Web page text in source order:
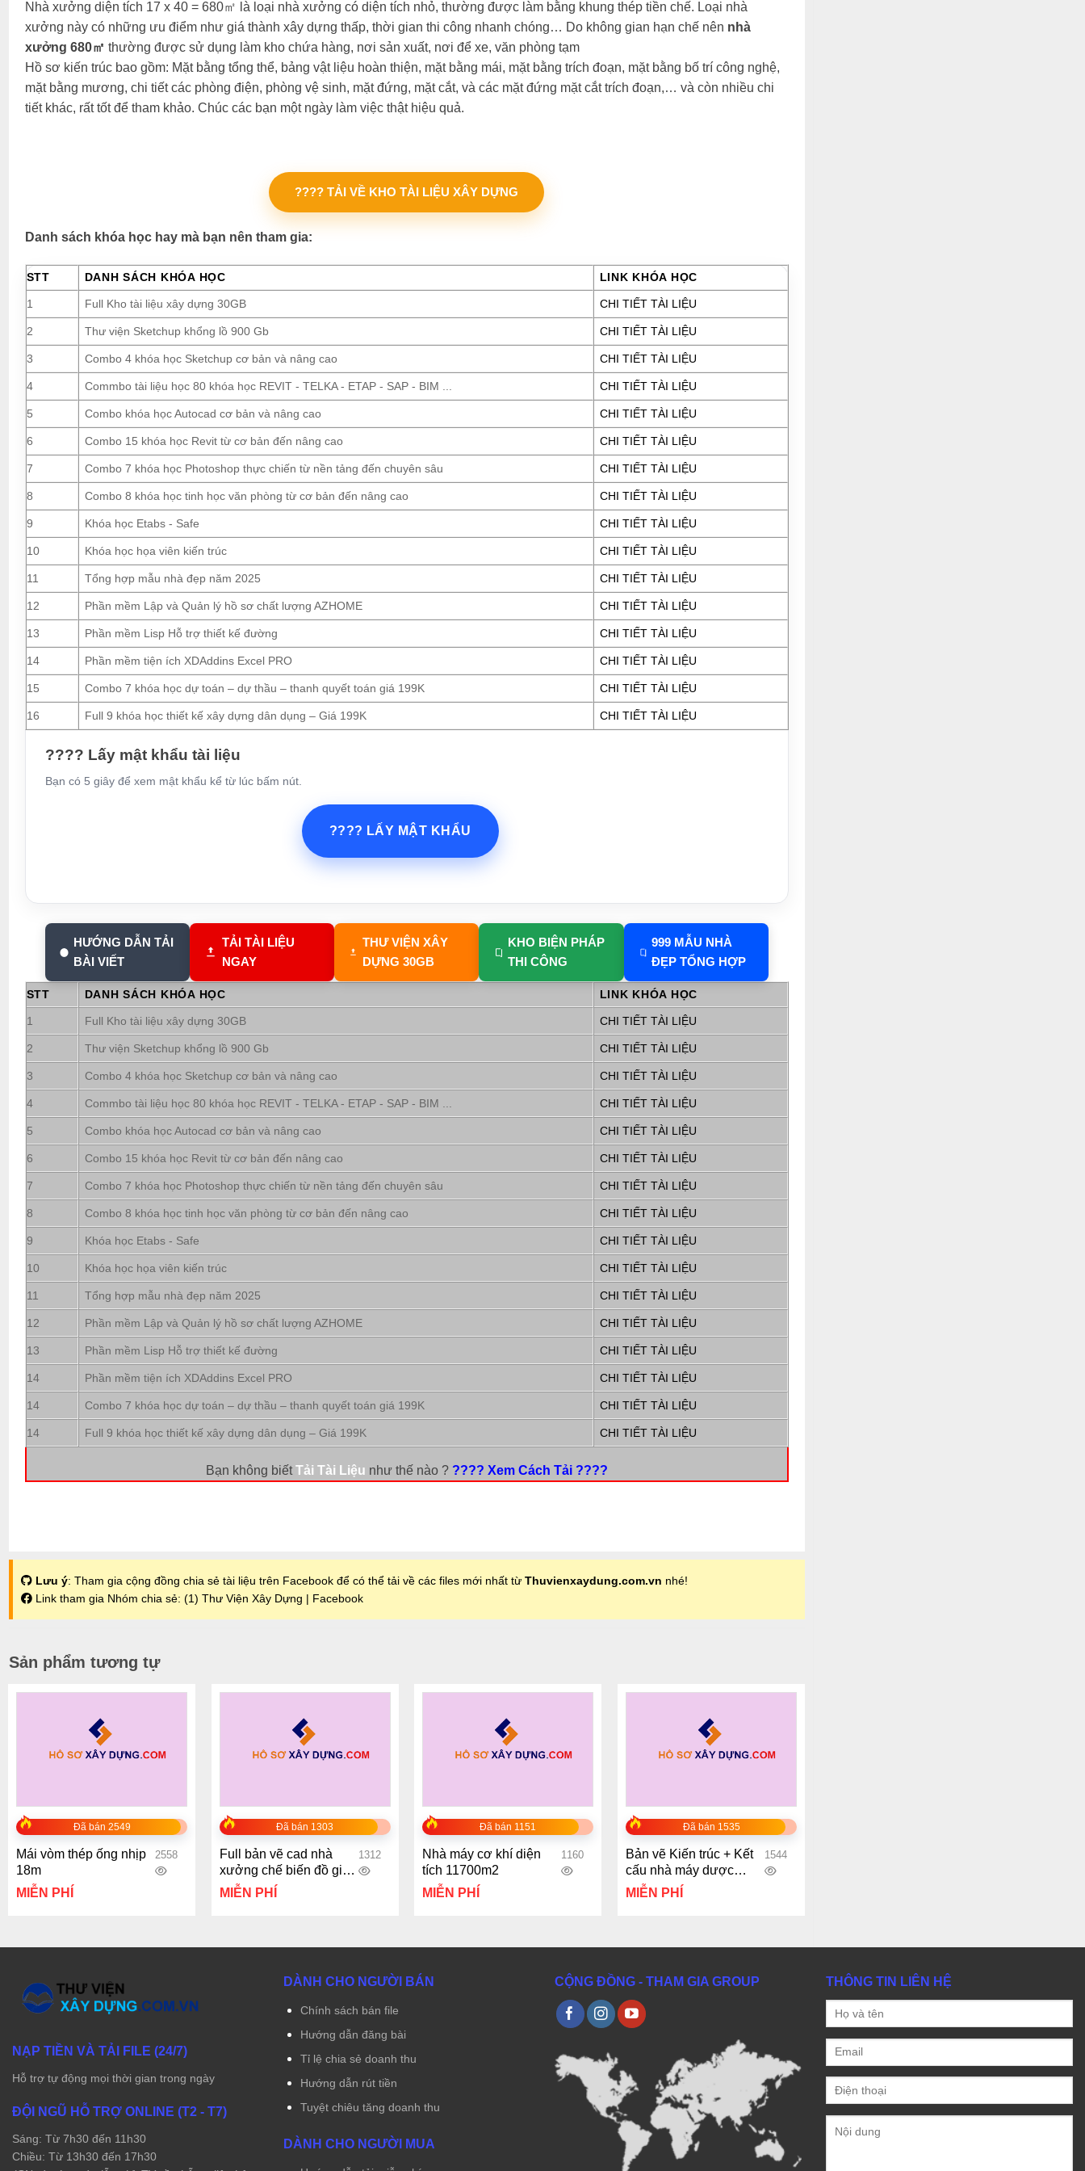
Nhà xưởng diện tích 17 x 40 = 680㎡ là loại nhà xưởng có diện tích nhỏ, thường được làm bằng khung thép tiền chế. Loại nhà
xưởng này có những ưu điểm như giá thành xây dựng thấp, thời gian thi công nhanh chóng… Do không gian hạn chế nên nhà
xưởng 680㎡ thường được sử dụng làm kho chứa hàng, nơi sản xuất, nơi để xe, văn phòng tạm
Hồ sơ kiến trúc bao gồm: Mặt bằng tổng thể, bảng vật liệu hoàn thiện, mặt bằng mái, mặt bằng trích đoạn, mặt bằng bố trí công nghệ,
mặt bằng mương, chi tiết các phòng điện, phòng vệ sinh, mặt đứng, mặt cắt, và các mặt đứng mặt cắt trích đoạn,… và còn nhiều chi
tiết khác, rất tốt để tham khảo. Chúc các bạn một ngày làm việc thật hiệu quả.
???? TẢI VỀ KHO TÀI LIỆU XÂY DỰNG
Danh sách khóa học hay mà bạn nên tham gia:
STT DANH SÁCH KHÓA HỌC LINK KHÓA HỌC
1 Full Kho tài liệu xây dựng 30GB CHI TIẾT TÀI LIỆU
2 Thư viện Sketchup khổng lồ 900 Gb CHI TIẾT TÀI LIỆU
3 Combo 4 khóa học Sketchup cơ bản và nâng cao CHI TIẾT TÀI LIỆU
4 Commbo tài liệu học 80 khóa học REVIT - TELKA - ETAP - SAP - BIM ... CHI TIẾT TÀI LIỆU
5 Combo khóa học Autocad cơ bản và nâng cao CHI TIẾT TÀI LIỆU
6 Combo 15 khóa học Revit từ cơ bản đến nâng cao CHI TIẾT TÀI LIỆU
7 Combo 7 khóa học Photoshop thực chiến từ nền tảng đến chuyên sâu CHI TIẾT TÀI LIỆU
8 Combo 8 khóa học tinh học văn phòng từ cơ bản đến nâng cao CHI TIẾT TÀI LIỆU
9 Khóa học Etabs - Safe CHI TIẾT TÀI LIỆU
10 Khóa học họa viên kiến trúc CHI TIẾT TÀI LIỆU
11 Tổng hợp mẫu nhà đẹp năm 2025 CHI TIẾT TÀI LIỆU
12 Phần mềm Lập và Quản lý hồ sơ chất lượng AZHOME CHI TIẾT TÀI LIỆU
13 Phần mềm Lisp Hỗ trợ thiết kế đường CHI TIẾT TÀI LIỆU
14 Phần mềm tiện ích XDAddins Excel PRO CHI TIẾT TÀI LIỆU
15 Combo 7 khóa học dự toán – dự thầu – thanh quyết toán giá 199K CHI TIẾT TÀI LIỆU
16 Full 9 khóa học thiết kế xây dựng dân dụng – Giá 199K CHI TIẾT TÀI LIỆU
???? Lấy mật khẩu tài liệu
Bạn có 5 giây để xem mật khẩu kể từ lúc bấm nút.
???? LẤY MẬT KHẨU
HƯỚNG DẪN TẢI
BÀI VIẾT
TẢI TÀI LIỆU
NGAY
THƯ VIỆN XÂY
DỰNG 30GB
KHO BIỆN PHÁP
THI CÔNG
999 MẪU NHÀ
ĐẸP TỔNG HỢP
STT DANH SÁCH KHÓA HỌC LINK KHÓA HỌC
1 Full Kho tài liệu xây dựng 30GB CHI TIẾT TÀI LIỆU
2 Thư viện Sketchup khổng lồ 900 Gb CHI TIẾT TÀI LIỆU
3 Combo 4 khóa học Sketchup cơ bản và nâng cao CHI TIẾT TÀI LIỆU
4 Commbo tài liệu học 80 khóa học REVIT - TELKA - ETAP - SAP - BIM ... CHI TIẾT TÀI LIỆU
5 Combo khóa học Autocad cơ bản và nâng cao CHI TIẾT TÀI LIỆU
6 Combo 15 khóa học Revit từ cơ bản đến nâng cao CHI TIẾT TÀI LIỆU
7 Combo 7 khóa học Photoshop thực chiến từ nền tảng đến chuyên sâu CHI TIẾT TÀI LIỆU
8 Combo 8 khóa học tinh học văn phòng từ cơ bản đến nâng cao CHI TIẾT TÀI LIỆU
9 Khóa học Etabs - Safe CHI TIẾT TÀI LIỆU
10 Khóa học họa viên kiến trúc CHI TIẾT TÀI LIỆU
11 Tổng hợp mẫu nhà đẹp năm 2025 CHI TIẾT TÀI LIỆU
12 Phần mềm Lập và Quản lý hồ sơ chất lượng AZHOME CHI TIẾT TÀI LIỆU
13 Phần mềm Lisp Hỗ trợ thiết kế đường CHI TIẾT TÀI LIỆU
14 Phần mềm tiện ích XDAddins Excel PRO CHI TIẾT TÀI LIỆU
14 Combo 7 khóa học dự toán – dự thầu – thanh quyết toán giá 199K CHI TIẾT TÀI LIỆU
14 Full 9 khóa học thiết kế xây dựng dân dụng – Giá 199K CHI TIẾT TÀI LIỆU
Bạn không biếtTải Tài Liệu như thế nào ? ???? Xem Cách Tải ????
Lưu ý: Tham gia cộng đồng chia sẻ tài liệu trên Facebook để có thể tải về các files mới nhất từ Thuvienxaydung.com.vn nhé!
Link tham gia Nhóm chia sẻ: (1) Thư Viện Xây Dựng | Facebook
Sản phẩm tương tự
Đã bán 2549
Mái vòm thép ống nhịp
18m
2558
MIỄN PHÍ
Đã bán 1303
Full bản vẽ cad nhà
xưởng chế biến đồ gia
dụng kích thước
1312
MIỄN PHÍ
Đã bán 1151
Nhà máy cơ khí diện
tích 11700m2
1160
MIỄN PHÍ
Đã bán 1535
Bản vẽ Kiến trúc + Kết
cấu nhà máy dược
phẩm 10.000 m2
1544
MIỄN PHÍ
NẠP TIỀN VÀ TẢI FILE (24/7)
Hỗ trợ tự động mọi thời gian trong ngày
ĐỘI NGŨ HỖ TRỢ ONLINE (T2 - T7)
Sáng: Từ 7h30 đến 11h30
Chiều: Từ 13h30 đến 17h30
DÀNH CHO NGƯỜI BÁN
Chính sách bán file
Hướng dẫn đăng bài
Tỉ lệ chia sẻ doanh thu
Hướng dẫn rút tiền
Tuyệt chiêu tăng doanh thu
DÀNH CHO NGƯỜI MUA
CỘNG ĐỒNG - THAM GIA GROUP THÔNG TIN LIÊN HỆ